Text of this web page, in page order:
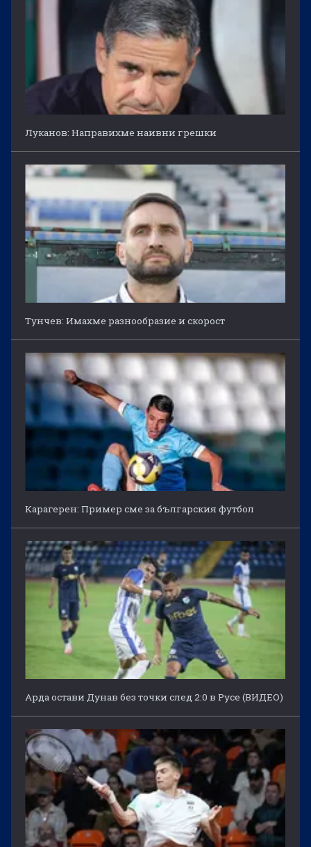
Луканов: Направихме наивни грешки
Тунчев: Имахме разнообразие и скорост
Карагерен: Пример сме за българския футбол
Арда остави Дунав без точки след 2:0 в Русе (ВИДЕО)